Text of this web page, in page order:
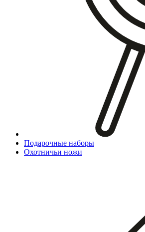
Подарочные наборы
Охотничьи ножи